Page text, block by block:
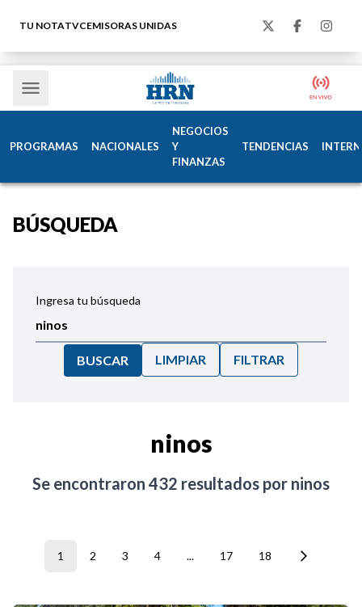
TU NOTATVCEMISORAS UNIDAS
PROGRAMAS NACIONALES
NEGOCIOS
Y
FINANZAS
TENDENCIAS
BÚSQUEDA
Ingresa tu búsqueda
BUSCAR LIMPIAR FILTRAR
ninos
Se encontraron 432 resultados por ninos
1 2 3 4 ... 17 18